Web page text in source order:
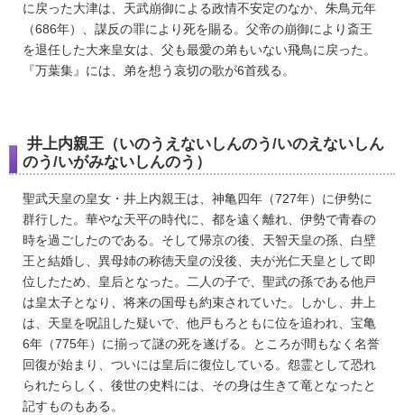
に戻った大津は、天武崩御による政情不安定のなか、朱鳥元年
（686年）、謀反の罪により死を賜る。父帝の崩御により斎王
を退任した大来皇女は、父も最愛の弟もいない飛鳥に戻った。
『万葉集』には、弟を想う哀切の歌が6首残る。
井上内親王（いのうえないしんのう/いのえないしん
のう/いがみないしんのう）
聖武天皇の皇女・井上内親王は、神亀四年（727年）に伊勢に
群行した。華やな天平の時代に、都を遠く離れ、伊勢で青春の
時を過ごしたのである。そして帰京の後、天智天皇の孫、白壁
王と結婚し、異母姉の称徳天皇の没後、夫が光仁天皇として即
位したため、皇后となった。二人の子で、聖武の孫である他戸
は皇太子となり、将来の国母も約束されていた。しかし、井上
は、天皇を呪詛した疑いで、他戸もろともに位を追われ、宝亀
6年（775年）に揃って謎の死を遂げる。ところが間もなく名誉
回復が始まり、ついには皇后に復位している。怨霊として恐れ
られたらしく、後世の史料には、その身は生きて竜となったと
記すものもある。